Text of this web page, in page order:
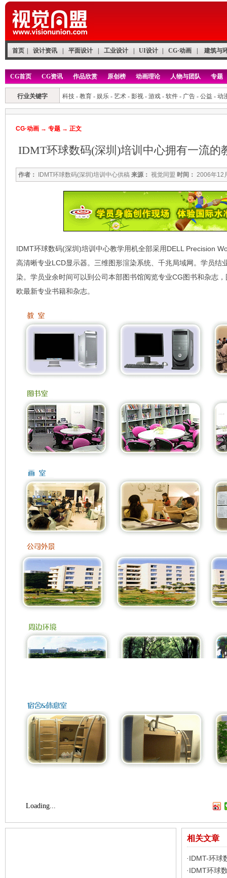
首页 设计资讯 平面设计 工业设计 UI设计 CG·动画 建筑与
CG首页 CG资讯 作品欣赏 原创榜 动画理论 人物与团队 专题
行业关键字 科技 - 教育 - 娱乐 - 艺术 - 影视 - 游戏 - 软件 - 广告 - 公益 - 动
CG·动画 → 专题 → 正文
IDMT环球数码(深圳)培训中心拥有一流的
作者： IDMT环球数码(深圳)培训中心供稿 来源： 视觉同盟 时间： 2006年12
IDMT环球数码(深圳)培训中心教学用机全部采用DELL Precision
高清晰专业LCD显示器。三维图形渲染系统、千兆局域网。学员结
染。学员业余时间可以到公司本部图书馆阅览专业CG图书和杂志
欧最新专业书籍和杂志。
Loading...
相关文章
· IDMT-环球
· IDMT环球